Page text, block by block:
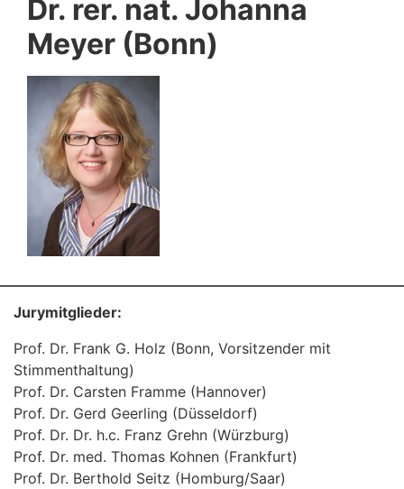
Dr. rer. nat. Johanna
Meyer (Bonn)
Jurymitglieder:
Prof. Dr. Frank G. Holz (Bonn, Vorsitzender mit
Stimmenthaltung)
Prof. Dr. Carsten Framme (Hannover)
Prof. Dr. Gerd Geerling (Düsseldorf)
Prof. Dr. Dr. h.c. Franz Grehn (Würzburg)
Prof. Dr. med. Thomas Kohnen (Frankfurt)
Prof. Dr. Berthold Seitz (Homburg/Saar)